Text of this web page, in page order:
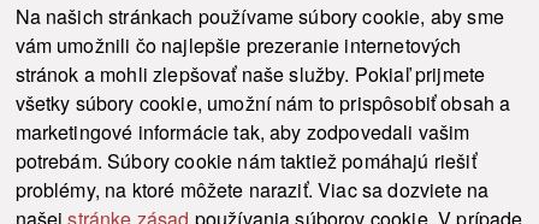
Na našich stránkach používame súbory cookie, aby sme
vám umožnili čo najlepšie prezeranie internetových
stránok a mohli zlepšovať naše služby. Pokiaľ prijmete
všetky súbory cookie, umožní nám to prispôsobiť obsah a
marketingové informácie tak, aby zodpovedali vašim
potrebám. Súbory cookie nám taktiež pomáhajú riešiť
problémy, na ktoré môžete naraziť. Viac sa dozviete na
našejstránke zásad používania súborov cookie. V prípade
Odoslať